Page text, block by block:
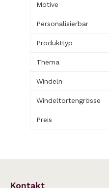
Motive
Personalisierbar
Produkttyp
Thema
Windeln
Windeltortengrösse
Preis
Kontakt